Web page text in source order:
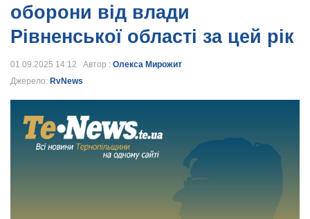
оборони від влади
Рівненської області за цей рік
01.09.2025 14:12 Автор : Олекса Мирожит
Джерело: RvNews